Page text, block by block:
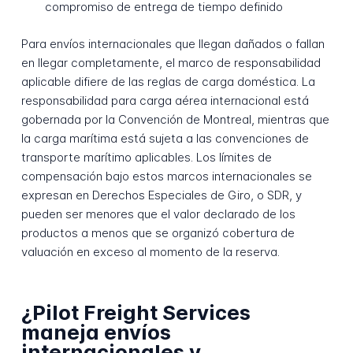
compromiso de entrega de tiempo definido
Para envíos internacionales que llegan dañados o fallan
en llegar completamente, el marco de responsabilidad
aplicable difiere de las reglas de carga doméstica. La
responsabilidad para carga aérea internacional está
gobernada por la Convención de Montreal, mientras que
la carga marítima está sujeta a las convenciones de
transporte marítimo aplicables. Los límites de
compensación bajo estos marcos internacionales se
expresan en Derechos Especiales de Giro, o SDR, y
pueden ser menores que el valor declarado de los
productos a menos que se organizó cobertura de
valuación en exceso al momento de la reserva.
¿Pilot Freight Services
maneja envíos